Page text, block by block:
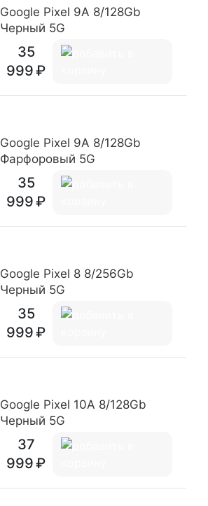
Google Pixel 9A 8/128Gb
Черный 5G
35
999
Google Pixel 9A 8/128Gb
Фарфоровый 5G
35
999
Google Pixel 8 8/256Gb
Черный 5G
35
999
Google Pixel 10A 8/128Gb
Черный 5G
37
999